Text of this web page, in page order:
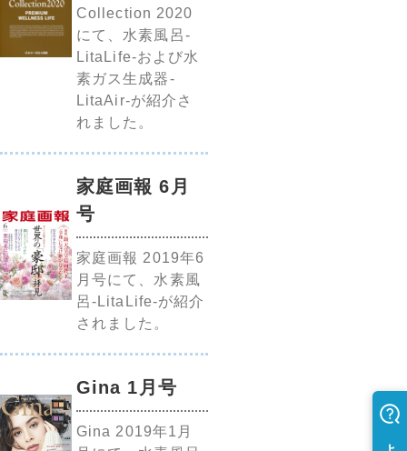
Collection 2020
にて、水素風呂-
LitaLife-および水
素ガス生成器-
LitaAir-が紹介さ
れました。
家庭画報 6月
号
家庭画報 2019年6
月号にて、水素風
呂-LitaLife-が紹介
されました。
Gina 1月号
Gina 2019年1月